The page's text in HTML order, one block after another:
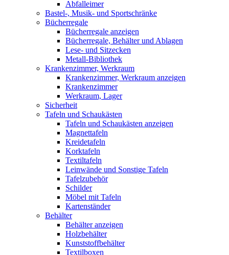
Abfalleimer
Bastel-, Musik- und Sportschränke
Bücherregale
Bücherregale anzeigen
Bücherregale, Behälter und Ablagen
Lese- und Sitzecken
Metall-Bibliothek
Krankenzimmer, Werkraum
Krankenzimmer, Werkraum anzeigen
Krankenzimmer
Werkraum, Lager
Sicherheit
Tafeln und Schaukästen
Tafeln und Schaukästen anzeigen
Magnettafeln
Kreidetafeln
Korktafeln
Textiltafeln
Leinwände und Sonstige Tafeln
Tafelzubehör
Schilder
Möbel mit Tafeln
Kartenständer
Behälter
Behälter anzeigen
Holzbehälter
Kunststoffbehälter
Textilboxen